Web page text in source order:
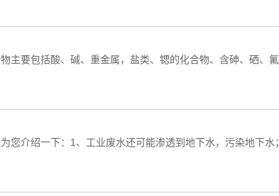
主要包括酸、碱、重金属，盐类、锶的化合物、含砷、硒、
您介绍一下：1、工业废水还可能渗透到地下水，污染地下